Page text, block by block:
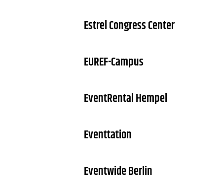
Estrel Congress Center
EUREF-Campus
EventRental Hempel
Eventtation
Eventwide Berlin